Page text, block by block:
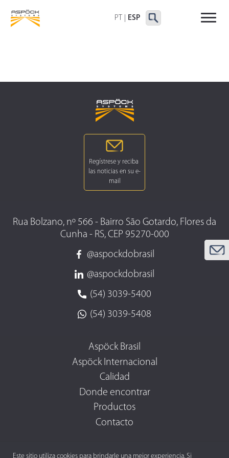
PT ESP
LATERALES
Este sitio utiliza cookies para brindarle una mejor experiencia. Si
Rua Bolzano, nº 566 - Bairro São Gotardo, Flores da
Cunha - RS, CEP 95270-000
@aspockdobrasil
@aspockdobrasil
(54) 3039-5400
(54) 3039-5408
Aspöck Brasil
Aspöck Internacional
Calidad
Donde encontrar
Productos
Contacto